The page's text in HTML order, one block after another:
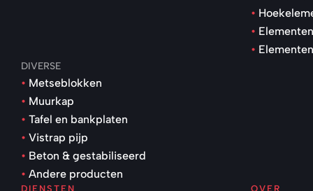
DIVERSE
Metseblokken
Muurkap
Tafel en bankplaten
Vistrap pijp
Beton & gestabiliseerd
Andere producten
DIENSTEN OVER